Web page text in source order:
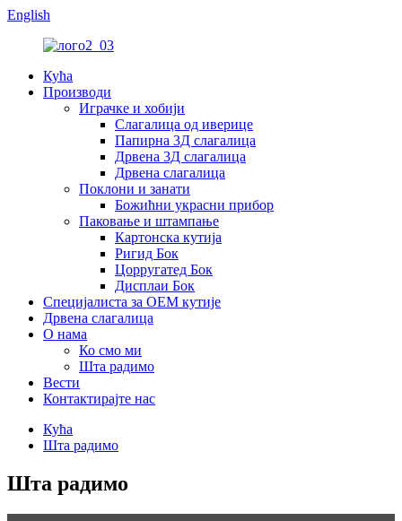
English
Кућа
Производи
Играчке и хобији
Слагалица од иверице
Папирна 3Д слагалица
Дрвена 3Д слагалица
Дрвена слагалица
Поклони и занати
Божићни украсни прибор
Паковање и штампање
Картонска кутија
Ригид Бок
Цорругатед Бок
Дисплаи Бок
Специјалиста за ОЕМ кутије
Дрвена слагалица
О нама
Ко смо ми
Шта радимо
Вести
Контактирајте нас
Кућа
Шта радимо
Шта радимо